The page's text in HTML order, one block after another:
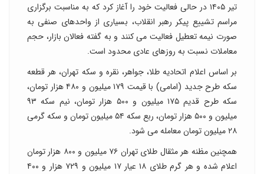
تیر ۱۴۰۵ در حالی فعالیت خود را آغاز کرد که به مناسبت برگزاری
مراسم تشییع پیکر رهبر انقلاب، بسیاری از واحدهای صنفی به
صورت نیمه تعطیل فعالیت می کنند و به گفته فعالان بازار، حجم
معاملات نسبت به روزهای عادی محدود است.
بر اساس اعلام اتحادیه طلا، جواهر، نقره و سکه تهران، هر قطعه
سکه طرح جدید (امامی) با قیمت ۱۷۹ میلیون و ۴۸۰ هزار تومان،
سکه طرح قدیم ۱۷۵ میلیون و ۵۰۰ هزار تومان، نیم سکه ۹۳
میلیون و ۵۰۰ هزار تومان، ربع سکه ۵۴ میلیون تومان و سکه گرمی
۲۸ میلیون تومان معامله می شود.
همچنین مظنه هر مثقال طلای تهران ۷۶ میلیون و ۸۰۰ هزار تومان
اعلام شده و هر گرم طلای ۱۸ عیار ۱۷ میلیون و ۷۲۹ هزار و ۴۰۰